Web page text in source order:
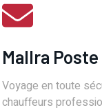
Mallra Poste
Voyage en toute
chauffeurs